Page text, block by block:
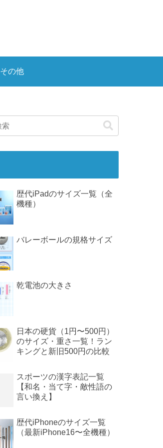
その他
歴代iPadのサイズ一覧（全
機種）
バレーボールの規格サイズ
乾電池の大きさ
日本の硬貨（1円〜500円）
のサイズ・重さ一覧！ラン
キングと新旧500円の比較
スポーツの漢字表記一覧
【和名・当て字・敵性語の
言い換え】
歴代iPhoneのサイズ一覧
（最新iPhone16〜全機種）